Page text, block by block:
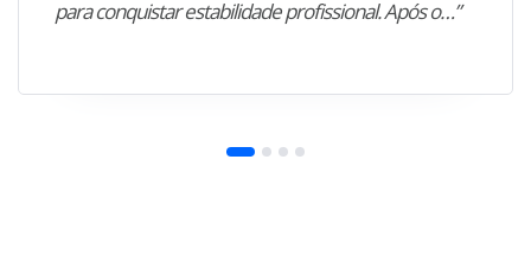
para conquistar estabilidade profissional. Após o…”